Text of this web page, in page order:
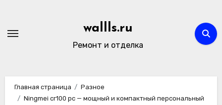
содержимому
wallls.ru
Ремонт и отделка
Главная страница
Разное
Ningmei cr100 pc — мощный и компактный персональный